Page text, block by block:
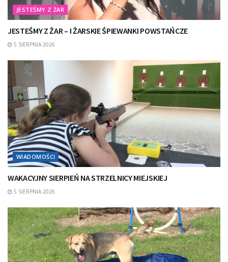
JESTEŚMY Z ŻAR
JESTEŚMY Z ŻAR – I ŻARSKIE ŚPIEWANKI POWSTAŃCZE
5 SIERPNIA 2026
WIADOMOŚCI
WAKACYJNY SIERPIEŃ NA STRZELNICY MIEJSKIEJ
5 SIERPNIA 2026